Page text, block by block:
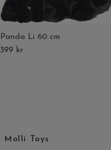
Panda Li 60 cm
399 kr
Molli Toys